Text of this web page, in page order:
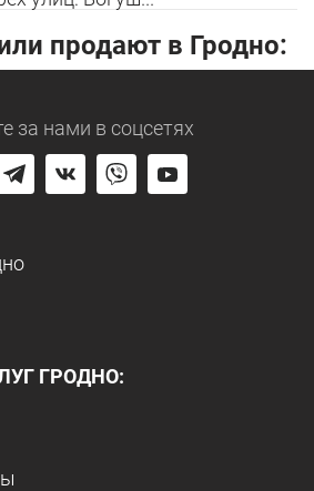
продают в Гродно:
за нами в соцсетях
ГРОДНО: